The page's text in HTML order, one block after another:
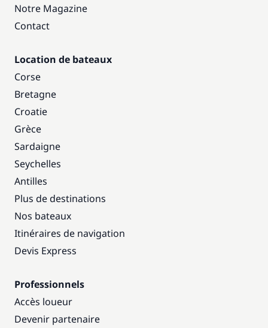
Notre Magazine
Contact
Location de bateaux
Corse
Bretagne
Croatie
Grèce
Sardaigne
Seychelles
Antilles
Plus de destinations
Nos bateaux
Itinéraires de navigation
Devis Express
Professionnels
Accès loueur
Devenir partenaire